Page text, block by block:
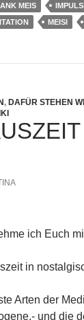
MEIS
MEISI
, DAFÜR STEHEN
ich Euch
in
Arten der
und die